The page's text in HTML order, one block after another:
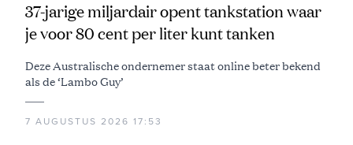
37-jarige miljardair opent tankstation waar
je voor 80 cent per liter kunt tanken
Deze Australische ondernemer staat online beter bekend
als de ‘Lambo Guy’
7 AUGUSTUS 2026 17:53